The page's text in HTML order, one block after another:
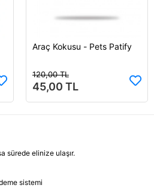
Sepete Ekle
Araç Kokusu - Pets Patify
120,00 TL
45,00 TL
sürede elinize ulaşır.
sistemi